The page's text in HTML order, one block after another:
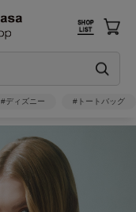
#ディズニー #トートバッグ